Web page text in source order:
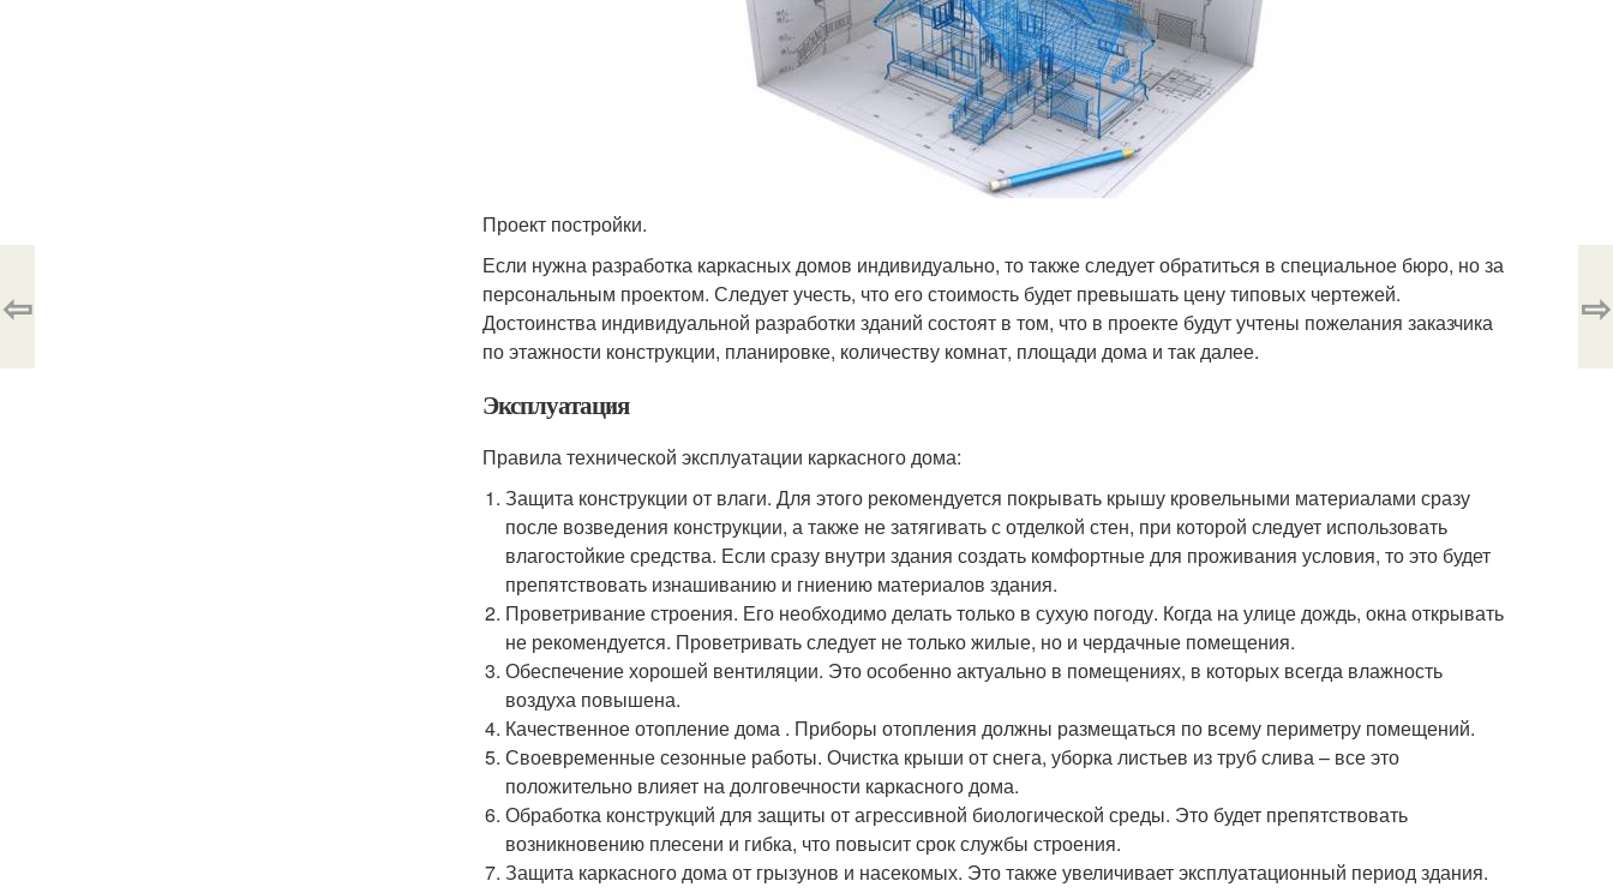
Проект постройки.
Если нужна разработка каркасных домов индивидуально, то также следует обратиться в специальное бюро, но за
персональным проектом. Следует учесть, что его стоимость будет превышать цену типовых чертежей.
Достоинства индивидуальной разработки зданий состоят в том, что в проекте будут учтены пожелания заказчика
по этажности конструкции, планировке, количеству комнат, площади дома и так далее.
Эксплуатация
Правила технической эксплуатации каркасного дома:
Защита конструкции от влаги. Для этого рекомендуется покрывать крышу кровельными материалами сразу
после возведения конструкции, а также не затягивать с отделкой стен, при которой следует использовать
влагостойкие средства. Если сразу внутри здания создать комфортные для проживания условия, то это будет
препятствовать изнашиванию и гниению материалов здания.
Проветривание строения. Его необходимо делать только в сухую погоду. Когда на улице дождь, окна открывать
не рекомендуется. Проветривать следует не только жилые, но и чердачные помещения.
Обеспечение хорошей вентиляции. Это особенно актуально в помещениях, в которых всегда влажность
воздуха повышена.
Качественное отопление дома . Приборы отопления должны размещаться по всему периметру помещений.
Своевременные сезонные работы. Очистка крыши от снега, уборка листьев из труб слива – все это
положительно влияет на долговечности каркасного дома.
Обработка конструкций для защиты от агрессивной биологической среды. Это будет препятствовать
возникновению плесени и гибка, что повысит срок службы строения.
Защита каркасного дома от грызунов и насекомых. Это также увеличивает эксплуатационный период здания.
⇦ ⇨